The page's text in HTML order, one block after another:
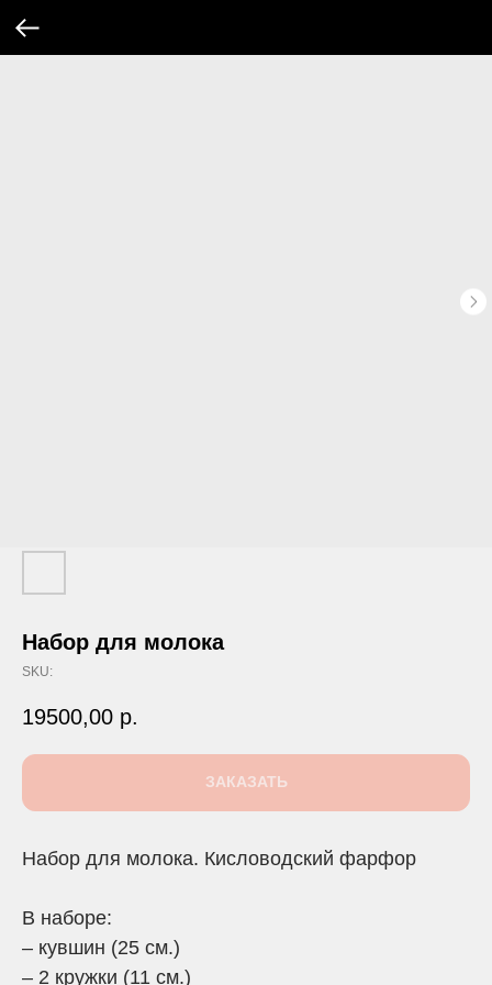
Набор для молока
SKU:
19500,00 р.
ЗАКАЗАТЬ
Набор для молока. Кисловодский фарфор
В наборе:
– кувшин (25 см.)
– 2 кружки (11 см.)